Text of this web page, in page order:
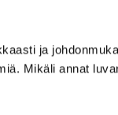
ja
Mikäli annat